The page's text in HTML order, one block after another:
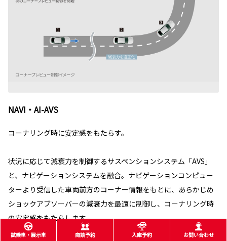
NAVI・AI-AVS
コーナリング時に安定感をもたらす。
状況に応じて減衰力を制御するサスペンションシステム「AVS」
と、ナビゲーションシステムを融合。ナビゲーションコンピュー
ターより受信した車両前方のコーナー情報をもとに、あらかじめ
ショックアブソーバーの減衰力を最適に制御し、コーナリング時
の安定感をもたらします。
試乗車・展示車 商談予約 入庫予約 お問い合わせ